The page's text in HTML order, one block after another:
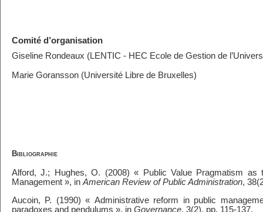
Comité d’organisation
Giseline Rondeaux (LENTIC - HEC Ecole de Gestion de
Marie Goransson (Université Libre de Bruxelles)
Bibliographie
Alford, J.; Hughes, O. (2008) « Public Value Pragmatism as
Management », in American Review of Public Administration,
Aucoin, P. (1990) « Administrative reform in public
paradoxes and pendulums », in Governance, 3(2), pp. 115-137.